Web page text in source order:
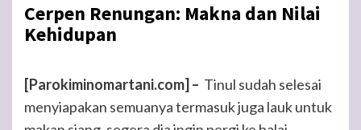
Cerpen Renungan: Makna dan Nilai
Kehidupan
[Parokiminomartani.com] – Tinul sudah selesai
menyiapakan semuanya termasuk juga lauk untuk